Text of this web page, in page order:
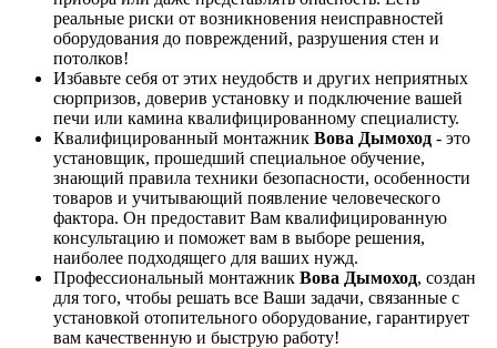
реальные риски от возникновения неисправностей
оборудования до повреждений, разрушения стен и
потолков!
Избавьте себя от этих неудобств и других неприятных
сюрпризов, доверив установку и подключение вашей
печи или камина квалифицированному специалисту.
Квалифицированный монтажник Вова Дымоход - это
установщик, прошедший специальное обучение,
знающий правила техники безопасности, особенности
товаров и учитывающий появление человеческого
фактора. Он предоставит Вам квалифицированную
консультацию и поможет вам в выборе решения,
наиболее подходящего для ваших нужд.
Профессиональный монтажник Вова Дымоход, создан
для того, чтобы решать все Ваши задачи, связанные с
установкой отопительного оборудование, гарантирует
вам качественную и быструю работу!